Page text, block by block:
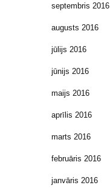
septembris 2016
augusts 2016
jūlijs 2016
jūnijs 2016
maijs 2016
aprīlis 2016
marts 2016
februāris 2016
janvāris 2016